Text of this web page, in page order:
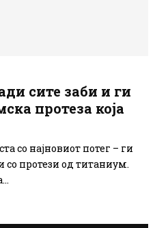
сите заби и ги
протеза која
со најновиот потег – ги
со протези од титаниум.